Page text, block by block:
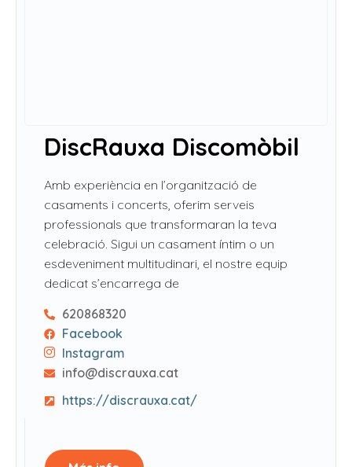
DiscRauxa Discomòbil
Amb experiència en l’organització de
casaments i concerts, oferim serveis
professionals que transformaran la teva
celebració. Sigui un casament íntim o un
esdeveniment multitudinari, el nostre equip
dedicat s’encarrega de
620868320
Facebook
Instagram
info@discrauxa.cat
https://discrauxa.cat/